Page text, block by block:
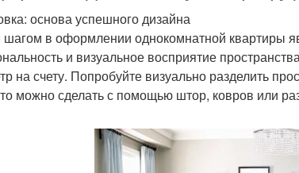
основа успешного дизайна
в оформлении однокомнатной квартиры
и визуальное восприятие
на счету. Попробуйте визуально разделить
можно сделать с помощью штор, ковров или